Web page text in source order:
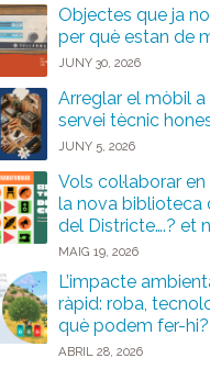
Objectes que ja
per què estan de
JUNY 30, 2026
Arreglar el mòbil a
servei tècnic
JUNY 5, 2026
Vols col·laborar
la nova biblioteca
del Districte….? et
MAIG 19, 2026
L’impacte
ràpid: roba,
què podem fer-hi?
ABRIL 28, 2026